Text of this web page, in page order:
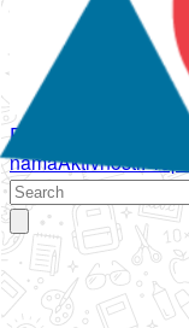
Početna
namaAktivnostiPropisi